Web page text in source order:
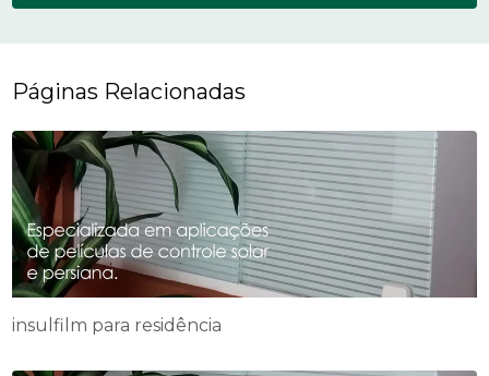
Páginas Relacionadas
insulfilm para residência